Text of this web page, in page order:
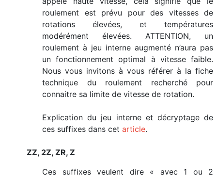
roulement est prévu pour des vitesses de
rotations élevées, et températures
modérément élevées. ATTENTION, un
roulement à jeu interne augmenté n’aura pas
un fonctionnement optimal à vitesse faible.
Nous vous invitons à vous référer à la fiche
technique du roulement recherché pour
connaitre sa limite de vitesse de rotation.
Explication du jeu interne et décryptage de
ces suffixes dans cet article.
ZZ, 2Z, ZR, Z
Ces suffixes veulent dire « avec 1 ou 2